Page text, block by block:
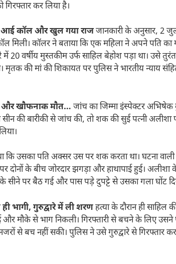
गिरफ्तार कर लिया है।
आई कॉल और खुल गया राजजानकारी के अनुसार, 2
मिली। कॉलर ने बताया कि एक महिला ने अपने पति का
20 वर्षीय मुस्तकीम उर्फ साहिल बेहोश पड़ा था। उसे
मृतक की मां की शिकायत पर पुलिस ने भारतीय न्याय
और खौफनाक मौत… जांच का जिम्मा इंस्पेक्टर अभिषेक
सीन की बारीकी से जांच की, तो शक की सुई पत्नी
कि उसका पति अक्सर उस पर शक करता था। घटना
दोनों के बीच जोरदार झगड़ा और हाथापाई हुई।
पर बैठ गई और पास पड़े दुपट्टे से उसका गला घोंट
भागी, गुरुद्वारे में ली शरणहत्या के दौरान ही
और मौके से भाग निकली। गिरफ्तारी से बचने के लिए
से बच नहीं सकी। पुलिस ने उसे गुरुद्वारे से गिरफ्तार